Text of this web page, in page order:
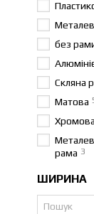
без
Скляна
Матова
рама 3
ШИРИНА